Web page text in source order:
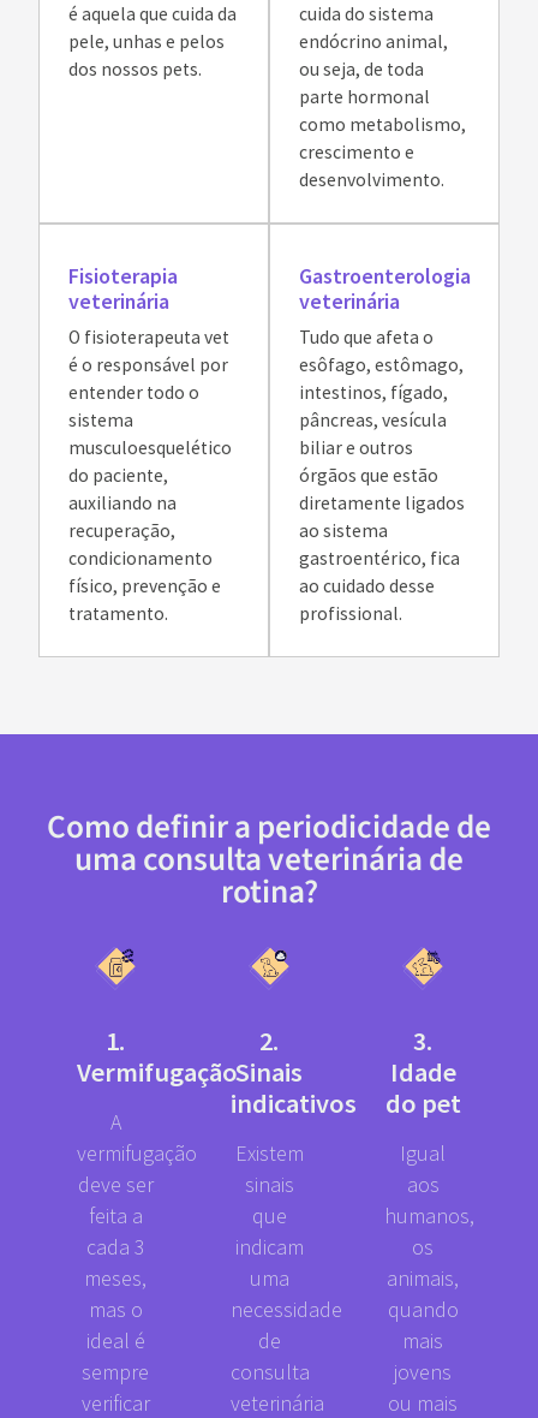
é aquela que cuida da
pele, unhas e pelos
dos nossos pets.
cuida do sistema
endócrino animal,
ou seja, de toda
parte hormonal
como metabolismo,
crescimento e
desenvolvimento.
Fisioterapia
veterinária
O fisioterapeuta vet
é o responsável por
entender todo o
sistema
musculoesquelético
do paciente,
auxiliando na
recuperação,
condicionamento
físico, prevenção e
tratamento.
Gastroenterologia
veterinária
Tudo que afeta o
esôfago, estômago,
intestinos, fígado,
pâncreas, vesícula
biliar e outros
órgãos que estão
diretamente ligados
ao sistema
gastroentérico, fica
ao cuidado desse
profissional.
Como definir a periodicidade de
uma consulta veterinária de
rotina?
1.
Vermifugação
A
vermifugação
deve ser
feita a
cada 3
meses,
mas o
ideal é
sempre
verificar
2.
Sinais
indicativos
Existem
sinais
que
indicam
uma
necessidade
de
consulta
veterinária
3.
Idade
do pet
Igual
aos
humanos,
os
animais,
quando
mais
jovens
ou mais